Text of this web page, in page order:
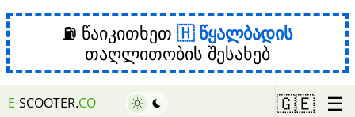
⛽ წაიკითხეთ
წყალბადის
თაღლითობის შესახებ
E-SCOOTER.CO 🇬🇪 ☰